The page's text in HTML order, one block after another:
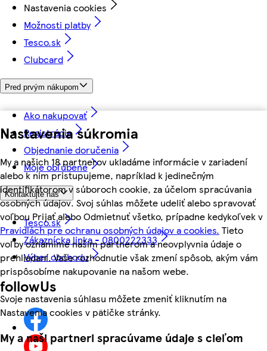
Nastavenia súkromia
My a našich 18 partnerov ukladáme informácie v zariadení
alebo k nim pristupujeme, napríklad k jedinečným
identifikátorom v súboroch cookie, za účelom spracúvania
osobných údajov. Svoj súhlas môžete udeliť alebo spravovať
voľbou Prijať alebo Odmietnuť všetko, prípadne kedykoľvek v
Pravidlách pre ochranu osobných údajov a cookies. Tieto
voľby oznámime našim partnerom a neovplyvnia údaje o
prehliadaní. Vaše rozhodnutie však zmení spôsob, akým vám
prispôsobíme nakupovanie na našom webe.
Svoje nastavenia súhlasu môžete zmeniť kliknutím na
Nastavenia cookies v pätičke stránky.
My a naši partneri spracúvame údaje s cieľom
Nastavenia cookies
Možnosti platby
Tesco.sk
Clubcard
Pred prvým nákupom
Ako nakupovať
Registrácia
Objednanie doručenia
Moje obľúbené
Kontaktujte nás
Tesco.sk
Zákaznícka linka - 0800222333
Výber obchodu
followUs